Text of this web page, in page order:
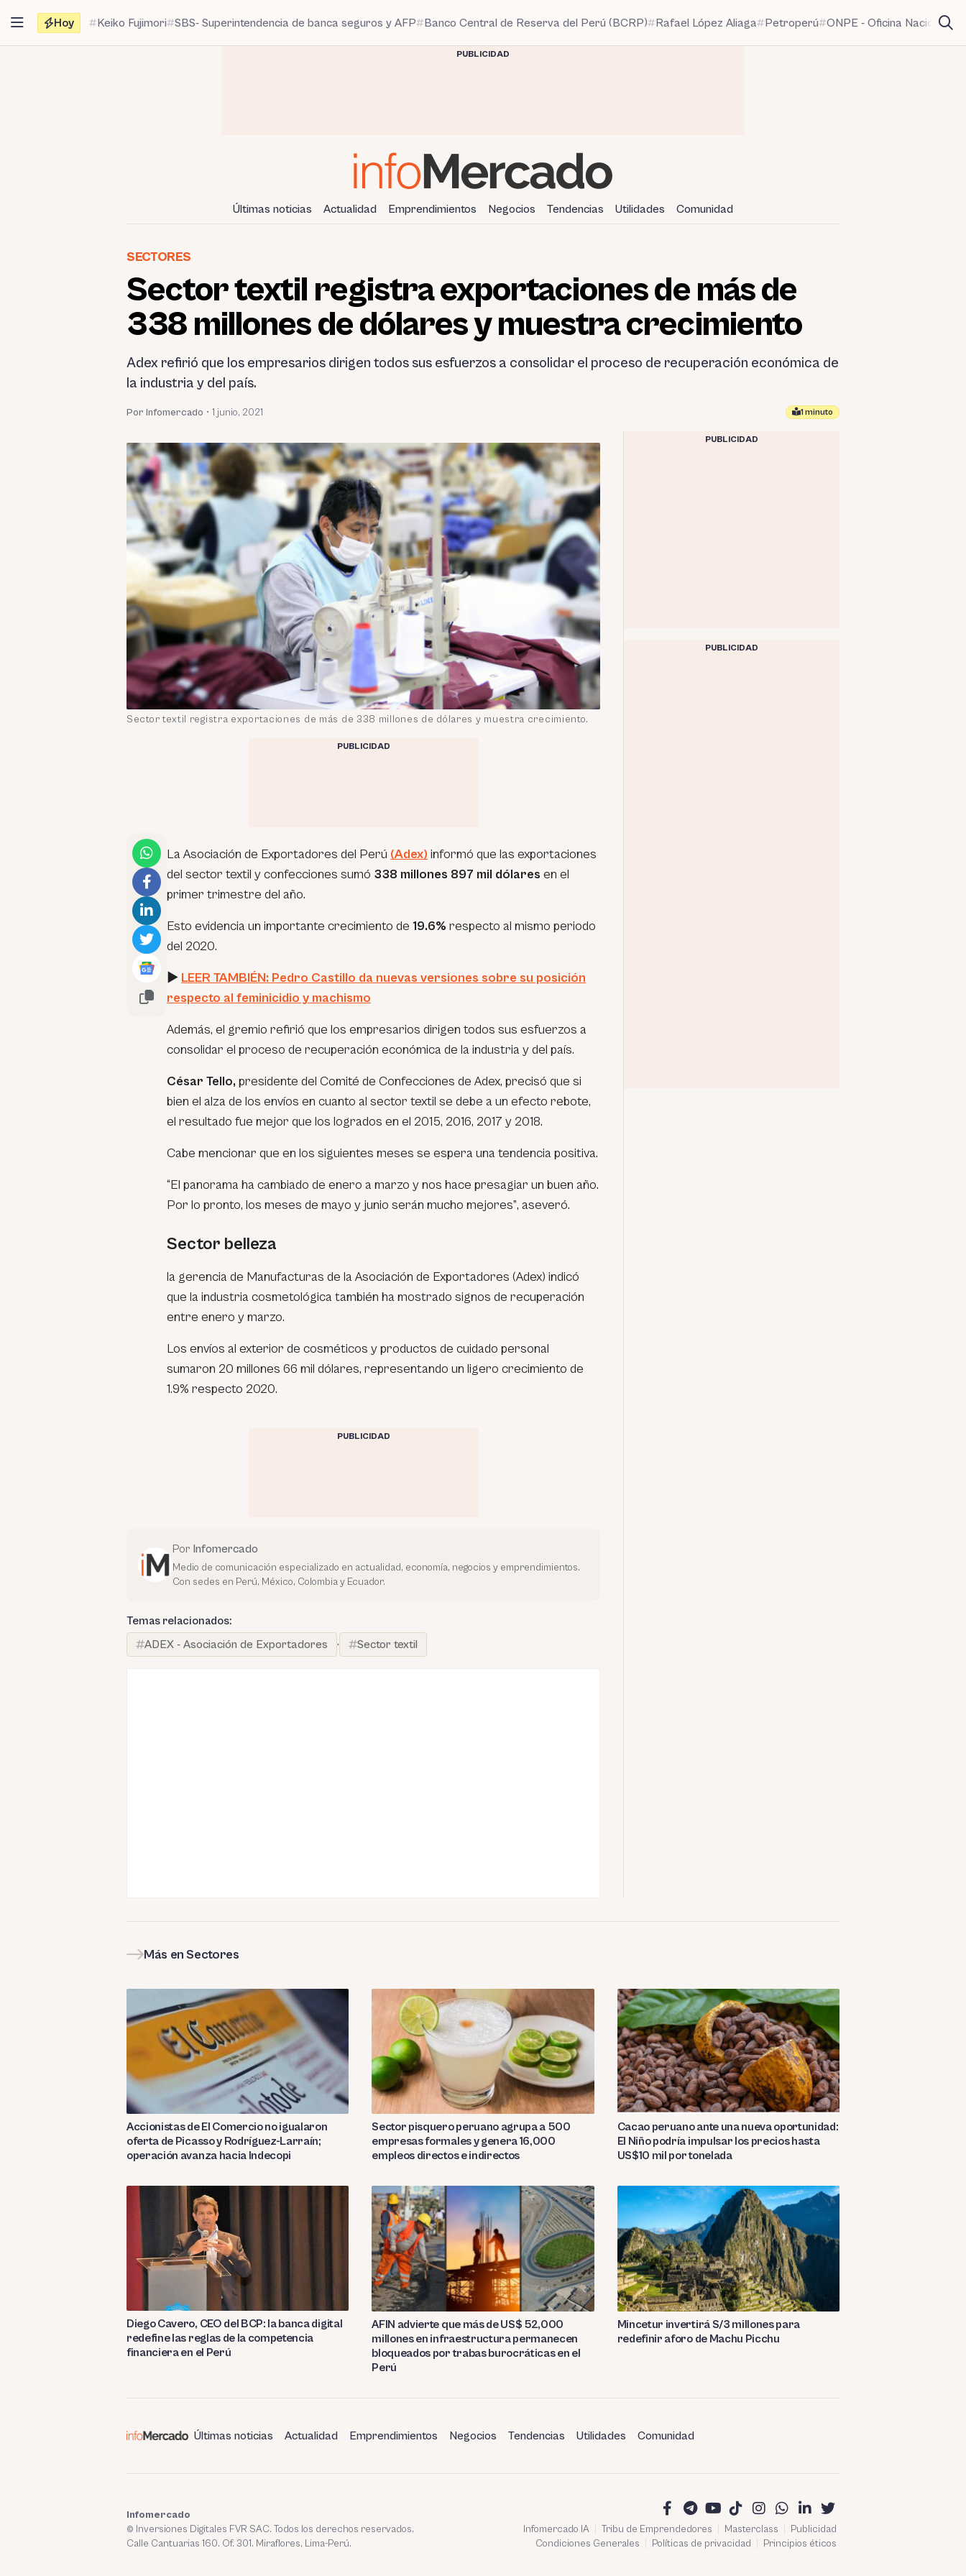
contenido
Hoy Keiko Fujimori SBS- Superintendencia de banca seguros y AFP Banco Central de Reserva del Perú (BCRP) Rafael López Aliaga Petroperú ONPE - Oficina Nacional
PUBLICIDAD
Últimas noticias Actualidad Emprendimientos Negocios Tendencias Utilidades Comunidad
SECTORES
Sector textil registra exportaciones de más de
338 millones de dólares y muestra crecimiento
Adex refirió que los empresarios dirigen todos sus esfuerzos a consolidar el proceso de recuperación económica de
la industria y del país.
Por Infomercado • 1 junio, 2021 1 minuto
Sector textil registra exportaciones de más de 338 millones de dólares y muestra crecimiento.
PUBLICIDAD
La Asociación de Exportadores del Perú (Adex) informó que las exportaciones
del sector textil y confecciones sumó 338 millones 897 mil dólares en el
primer trimestre del año.
Esto evidencia un importante crecimiento de 19.6% respecto al mismo periodo
del 2020.
► LEER TAMBIÉN: Pedro Castillo da nuevas versiones sobre su posición
respecto al feminicidio y machismo
Además, el gremio refirió que los empresarios dirigen todos sus esfuerzos a
consolidar el proceso de recuperación económica de la industria y del país.
César Tello, presidente del Comité de Confecciones de Adex, precisó que si
bien el alza de los envíos en cuanto al sector textil se debe a un efecto rebote,
el resultado fue mejor que los logrados en el 2015, 2016, 2017 y 2018.
Cabe mencionar que en los siguientes meses se espera una tendencia positiva.
“El panorama ha cambiado de enero a marzo y nos hace presagiar un buen año.
Por lo pronto, los meses de mayo y junio serán mucho mejores”, aseveró.
Sector belleza
la gerencia de Manufacturas de la Asociación de Exportadores (Adex) indicó
que la industria cosmetológica también ha mostrado signos de recuperación
entre enero y marzo.
Los envíos al exterior de cosméticos y productos de cuidado personal
sumaron 20 millones 66 mil dólares, representando un ligero crecimiento de
1.9% respecto 2020.
PUBLICIDAD
Por Infomercado
Medio de comunicación especializado en actualidad, economía, negocios y emprendimientos.
Con sedes en Perú, México, Colombia y Ecuador.
Temas relacionados:
ADEX - Asociación de Exportadores
· Sector textil
PUBLICIDAD
PUBLICIDAD
Más en Sectores
Accionistas de El Comercio no igualaron
oferta de Picasso y Rodríguez-Larraín;
operación avanza hacia Indecopi
Sector pisquero peruano agrupa a 500
empresas formales y genera 16,000
empleos directos e indirectos
Cacao peruano ante una nueva oportunidad:
El Niño podría impulsar los precios hasta
US$10 mil por tonelada
Diego Cavero, CEO del BCP: la banca digital
redefine las reglas de la competencia
financiera en el Perú
AFIN advierte que más de US$ 52,000
millones en infraestructura permanecen
bloqueados por trabas burocráticas en el
Perú
Mincetur invertirá S/3 millones para
redefinir aforo de Machu Picchu
Últimas noticias Actualidad Emprendimientos Negocios Tendencias Utilidades Comunidad
Infomercado IA Tribu de Emprendedores Masterclass
Publicidad
Condiciones Generales
Políticas de privacidad Principios éticos
Infomercado
© Inversiones Digitales FVR SAC. Todos los derechos reservados.
Calle Cantuarias 160. Of. 301. Miraflores, Lima-Perú.